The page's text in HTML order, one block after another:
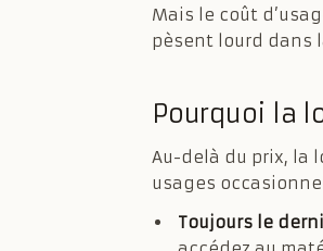
Mais le coût
pèsent lourd dans
Pourquoi la
Au-delà du prix, la
usages
Toujours le